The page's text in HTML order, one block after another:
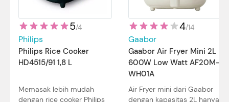
5/4
Philips
Philips Rice Cooker
HD4515/91 1,8 L
Memasak lebih mudah
dengan rice cooker Philips
4/14
Gaabor
Gaabor Air Fryer Mini 2L
600W Low Watt AF20M-
WH01A
Air Fryer mini dari Gaabor
dengan kapasitas 2L hanya